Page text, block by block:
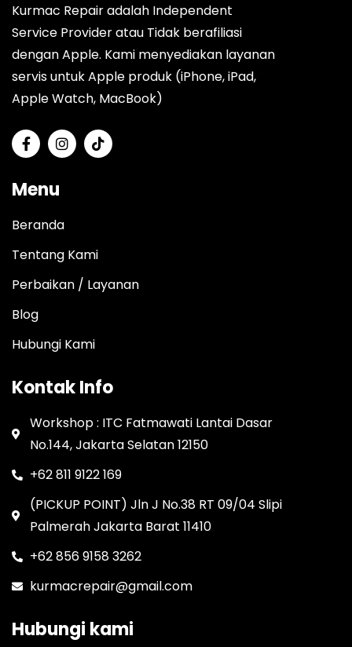
Kurmac Repair adalah Independent
Service Provider atau Tidak berafiliasi
dengan Apple. Kami menyediakan layanan
servis untuk Apple produk (iPhone, iPad,
Apple Watch, MacBook)
Menu
Beranda
Tentang Kami
Perbaikan / Layanan
Blog
Hubungi Kami
Kontak Info
Workshop : ITC Fatmawati Lantai Dasar
No.144, Jakarta Selatan 12150
+62 811 9122 169
(PICKUP POINT) Jln J No.38 RT 09/04 Slipi
Palmerah Jakarta Barat 11410
+62 856 9158 3262
kurmacrepair@gmail.com
Hubungi kami